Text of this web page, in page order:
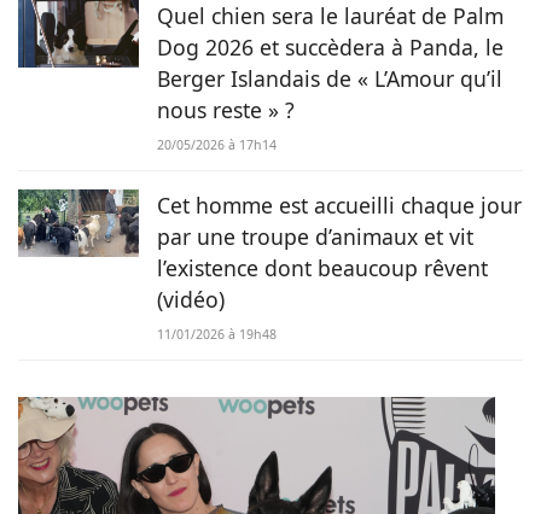
Quel chien sera le lauréat de Palm
Dog 2026 et succèdera à Panda, le
Berger Islandais de « L’Amour qu’il
nous reste » ?
20/05/2026 à 17h14
Cet homme est accueilli chaque jour
par une troupe d’animaux et vit
l’existence dont beaucoup rêvent
(vidéo)
11/01/2026 à 19h48